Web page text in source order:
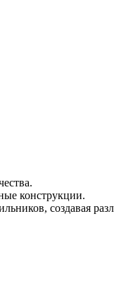
конструкции.
создавая